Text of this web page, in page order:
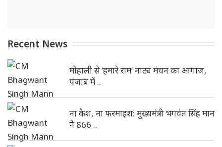
Recent News
मोहाली से ‘हमारे राम’ नाट्य मंचन का आगाज,
पंजाब में ..
ना कैश, ना फरमाइश: मुख्यमंत्री भगवंत सिंह मान
ने 866 ..